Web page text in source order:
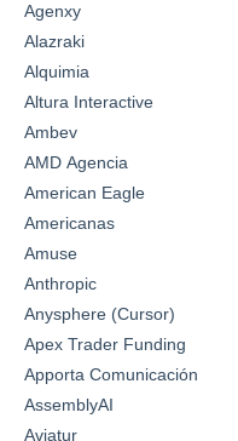
Agenxy
Alazraki
Alquimia
Altura Interactive
Ambev
AMD Agencia
American Eagle
Americanas
Amuse
Anthropic
Anysphere (Cursor)
Apex Trader Funding
Apporta Comunicación
AssemblyAI
Aviatur